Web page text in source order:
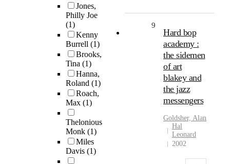
Jones,
Philly Joe
(1)
Kenny
Burrell (1)
Brooks,
Tina (1)
Hanna,
Roland (1)
Roach,
Max (1)
Thelonious
Monk (1)
Miles
Davis (1)
9
Hard bop
academy :
the sidemen
of art
blakey and
the jazz
messengers
Goldsher, Alan
Hal
Leonard
2002